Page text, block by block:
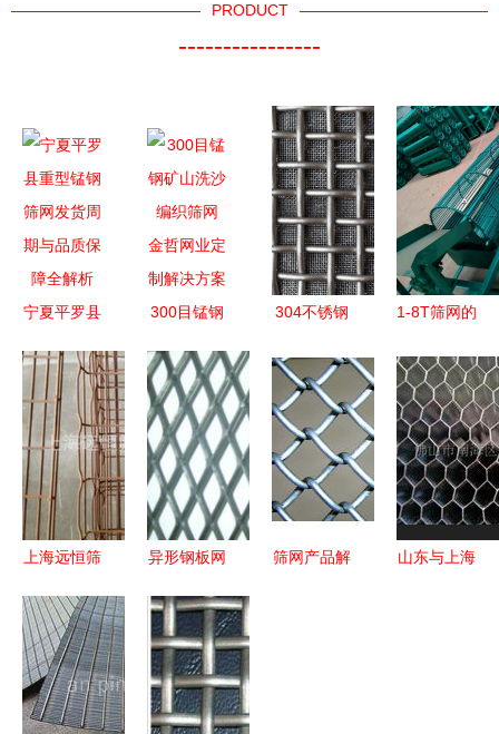
PRODUCT
----------------
宁夏平罗县
网发货周期
与品质保障
全解析
300目锰钢
织筛网 金
哲网业定制
解决方案
304不锈钢
接加厚工业
过滤的首选
1-8T筛网的
指南
上海远恒筛
业桥架与筛
网产品全览
异形钢板网
价格与型号
规格全解析
筛网产品解
山东与上海